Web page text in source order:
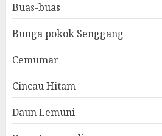
Buas-buas
Bunga pokok Senggang
Cemumar
Cincau Hitam
Daun Lemuni